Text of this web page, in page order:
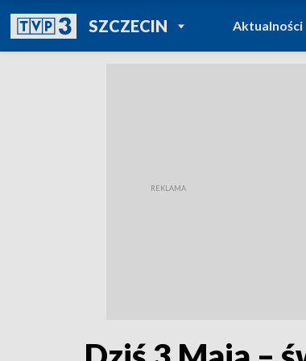
SZCZECINPOWRÓT DO
TVP REGIONY
Aktualności